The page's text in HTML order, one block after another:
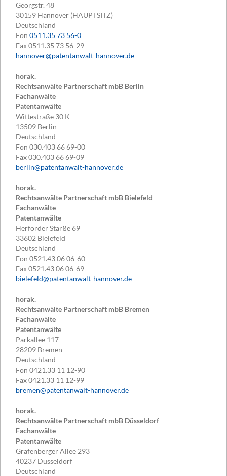
Georgstr. 48
30159 Hannover (HAUPTSITZ)
Deutschland
Fon 0511.35 73 56-0
Fax0511.35 73 56-29
hannover@patentanwalt-hannover.de
horak.
Rechtsanwälte Partnerschaft mbB Berlin
Fachanwälte
Patentanwälte
Wittestraße 30 K
13509 Berlin
Deutschland
Fon 030.403 66 69-00
Fax030.403 66 69-09
berlin@patentanwalt-hannover.de
horak.
Rechtsanwälte Partnerschaft mbB Bielefeld
Fachanwälte
Patentanwälte
Herforder Starße 69
33602 Bielefeld
Deutschland
Fon 0521.43 06 06-60
Fax0521.43 06 06-69
bielefeld@patentanwalt-hannover.de
horak.
Rechtsanwälte Partnerschaft mbB Bremen
Fachanwälte
Patentanwälte
Parkallee 117
28209 Bremen
Deutschland
Fon 0421.33 11 12-90
Fax0421.33 11 12-99
bremen@patentanwalt-hannover.de
horak.
Rechtsanwälte Partnerschaft mbB Düsseldorf
Fachanwälte
Patentanwälte
Grafenberger Allee 293
40237 Düsseldorf
Deutschland